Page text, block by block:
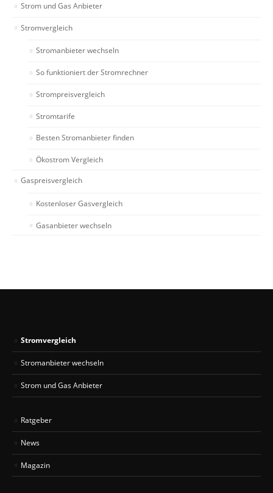
Strom und Gas Anbieter
Stromvergleich
Stromanbieter wechseln
So funktioniert der Stromrechner
Strompreisvergleich
Stromtarife
Besten Stromanbieter finden
Ökostrom Vergleich
Gaspreisvergleich
Kostenloser Gasvergleich
Gasanbieter wechseln
Stromvergleich
Stromanbieter wechseln
Strom und Gas Anbieter
Ratgeber
News
Magazin